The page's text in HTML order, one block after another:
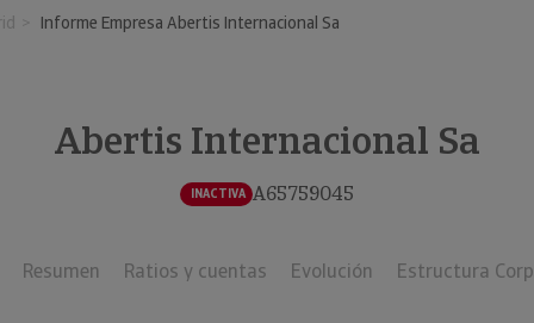
y ERP
· Recuperación de
y tutoriales
Investigada
Informe Empresa Abertis Internacional Sa
Abertis Internacional Sa
INACTIVA A65759045
Resumen Ratios y cuentas Evolución Estructura